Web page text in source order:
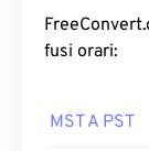
fusi orari:
MST A PST